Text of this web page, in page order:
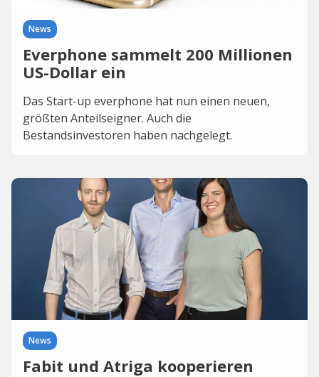
News
Everphone sammelt 200 Millionen
US-Dollar ein
Das Start-up everphone hat nun einen neuen,
größten Anteilseigner. Auch die
Bestandsinvestoren haben nachgelegt.
News
Fabit und Atriga kooperieren